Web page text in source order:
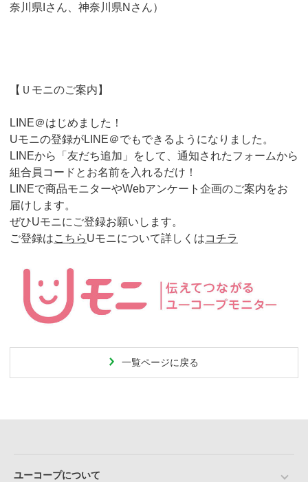
奈川県Iさん、神奈川県Nさん）
【Ｕモニのご案内】
LINE＠はじめました！
Uモニの登録がLINE＠でもできるようになりました。
LINEから「友だち追加」をして、通知されたフォームから
組合員コードとお名前を入れるだけ！
LINEで商品モニターやWebアンケート企画のご案内をお
届けします。
ぜひUモニにご登録お願いします。
ご登録はこちらUモニについて詳しくはコチラ
一覧ページに戻る
ユーコープについて